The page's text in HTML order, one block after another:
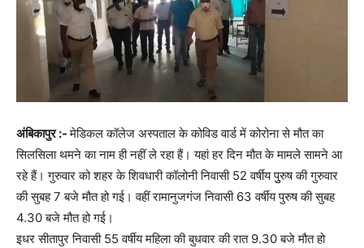
अंबिकापुर :-मेडिकल कॉलेज अस्पताल के कोविड वार्ड में कोरोना से मौत का
सिलसिला थमने का नाम ही नहीं ले रहा हैं। यहां हर दिन मौत के मामले सामने आ
रहे हैं। गुरुवार को शहर के शिवधारी कॉलोनी निवासी 52 वर्षीय पुुरुष की गुरुवार
की सुबह 7 बजे मौत हो गई। वहीं रामानुजगंज निवासी 63 वर्षीय पुरुष की सुबह
4.30 बजे मौत हो गई।
इधर सीतापुर निवासी 55 वर्षीय महिला की बुधवार की रात 9.30 बजे मौत हो